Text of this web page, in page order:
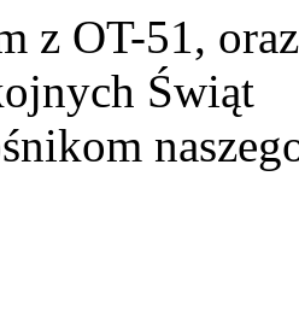
z OT-51, oraz
Świąt